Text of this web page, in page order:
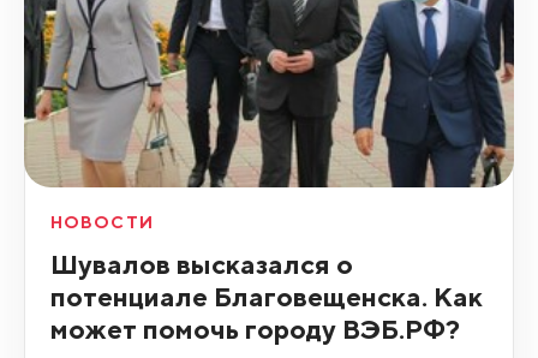
НОВОСТИ
Шувалов высказался о
потенциале Благовещенска. Как
может помочь городу ВЭБ.РФ?